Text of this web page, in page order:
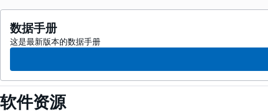
数据手册
这是最新版本的数据手册
软件资源